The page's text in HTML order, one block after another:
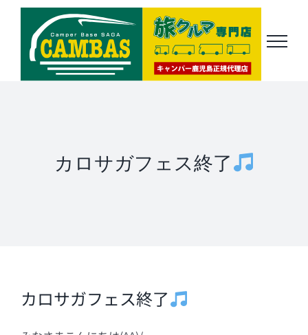
Skip
content
カロサガフェス終了
カロサガフェス終了